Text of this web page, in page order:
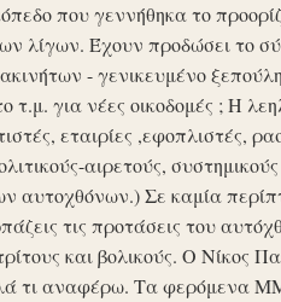
που γεννήθηκα το
λίγων. Έχουν προδώσει το
- γενικευμένο
τ.μ. για νέες οικοδομές ; Η
εταιρίες ,εφοπλιστές,
αιρετούς,
Σε καμία
τις προτάσεις του
και βολικούς. Ο Νίκος
τι αναφέρω. Τα φερόμενα